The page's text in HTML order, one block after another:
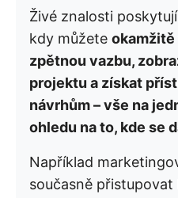
Živé znalosti
kdy můžete
zpětnou vazbu,
projektu a získat
návrhům – vše na
ohledu na to, kde se
Například
současně